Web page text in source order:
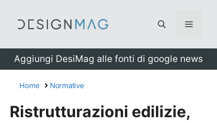
Menu
Aggiungi DesiMag alle fonti di google news
Home Normative
Ristrutturazioni edilizie,